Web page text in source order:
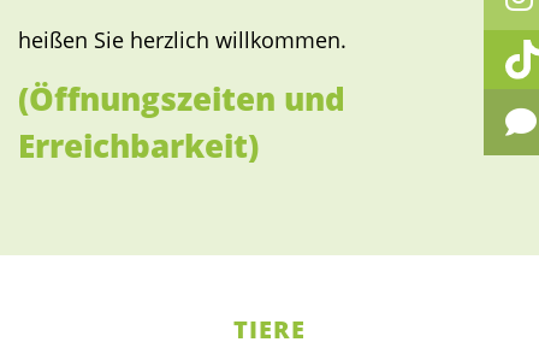
heißen Sie herzlich willkommen.
(Öffnungszeiten und
Erreichbarkeit)
TIERE